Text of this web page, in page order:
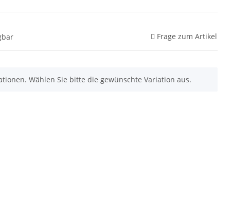
Frage zum Artikel
Wählen Sie bitte die gewünschte Variation aus.